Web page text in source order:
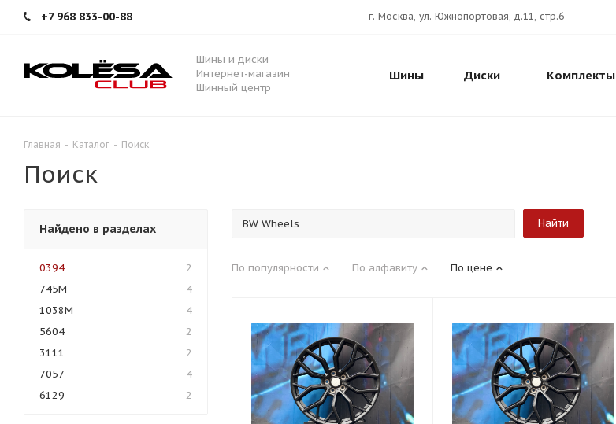
+7 968 833-00-88 г. Москва, ул. Южнопортовая, д.11, стр.6
Шины и диски
Интернет-магазин
Шинный центр
Шины Диски Комплекты
Главная - Каталог - Поиск
Поиск
По популярности По алфавиту По цене
Найдено в разделах
0394
2
745M
4
1038M
4
5604
2
3111
2
7057
4
6129
2